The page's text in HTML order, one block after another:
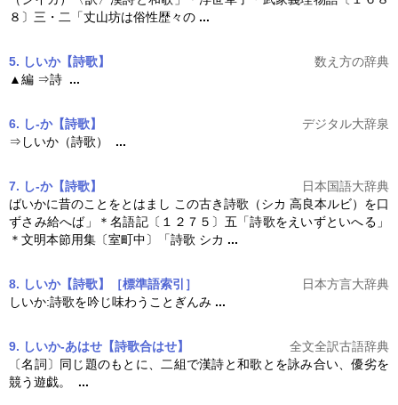
８〕三・二「丈山坊は俗性歴々の ...
5. しいか【詩歌】
数え方の辞典
▲編 ⇒詩 ...
6. し‐か【詩歌】
デジタル大辞泉
⇒しいか（詩歌） ...
7. し‐か【詩歌】
日本国語大辞典
ばいかに昔のことをとはまし この古き詩歌 （シカ 高良本ルビ）を口
ずさみ給へば」＊名語記〔１２７５〕五「詩歌をえいずといへる」
＊文明本節用集〔室町中〕「詩歌 シカ ...
8. しいか【詩歌】［標準語索引］
日本方言大辞典
しいか:詩歌を吟じ味わうことぎんみ ...
9. しいか-あはせ【詩歌合はせ】
全文全訳古語辞典
〔名詞〕同じ題のもとに、二組で漢詩と和歌とを詠み合い、優劣を
競う遊戯。 ...